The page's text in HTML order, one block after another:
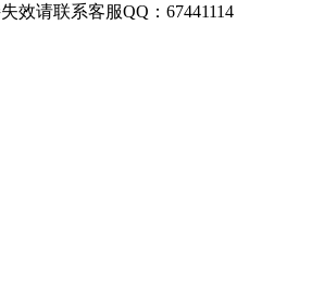
效请联系客服QQ：67441114